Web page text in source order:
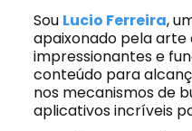
Sou Lucio Ferreira,
apaixonado pela
impressionantes e
conteúdo para
nos mecanismos de
aplicativos incríveis